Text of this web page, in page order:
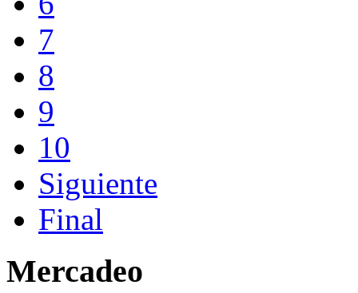
7
8
9
10
Siguiente
Final
Mercadeo